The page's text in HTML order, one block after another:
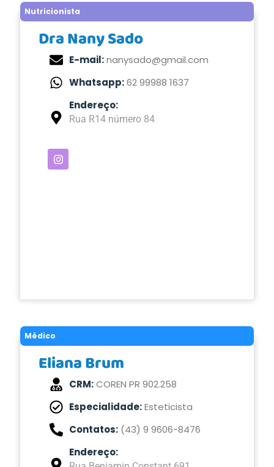
Nutricionista
Dra Nany Sado
E-mail: nanysado@gmail.com
Whatsapp:62 99988 1637
Endereço:
Rua R14 número 84
Médico
Eliana Brum
CRM:COREN PR 902.258
Especialidade:Esteticista
Contatos: (43) 9 9606-8476
Endereço: